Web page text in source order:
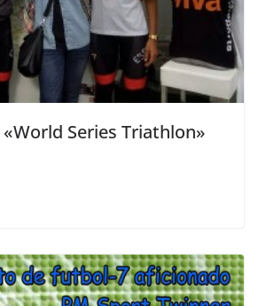
Series Triathlon»